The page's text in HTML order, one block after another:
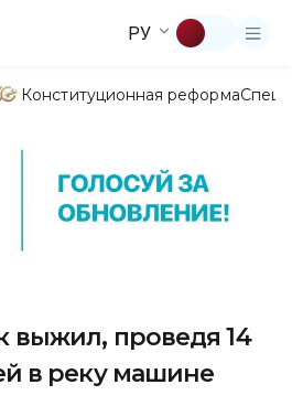
РУ
Конституционная реформа
выжил, проведя 14
в реку машине